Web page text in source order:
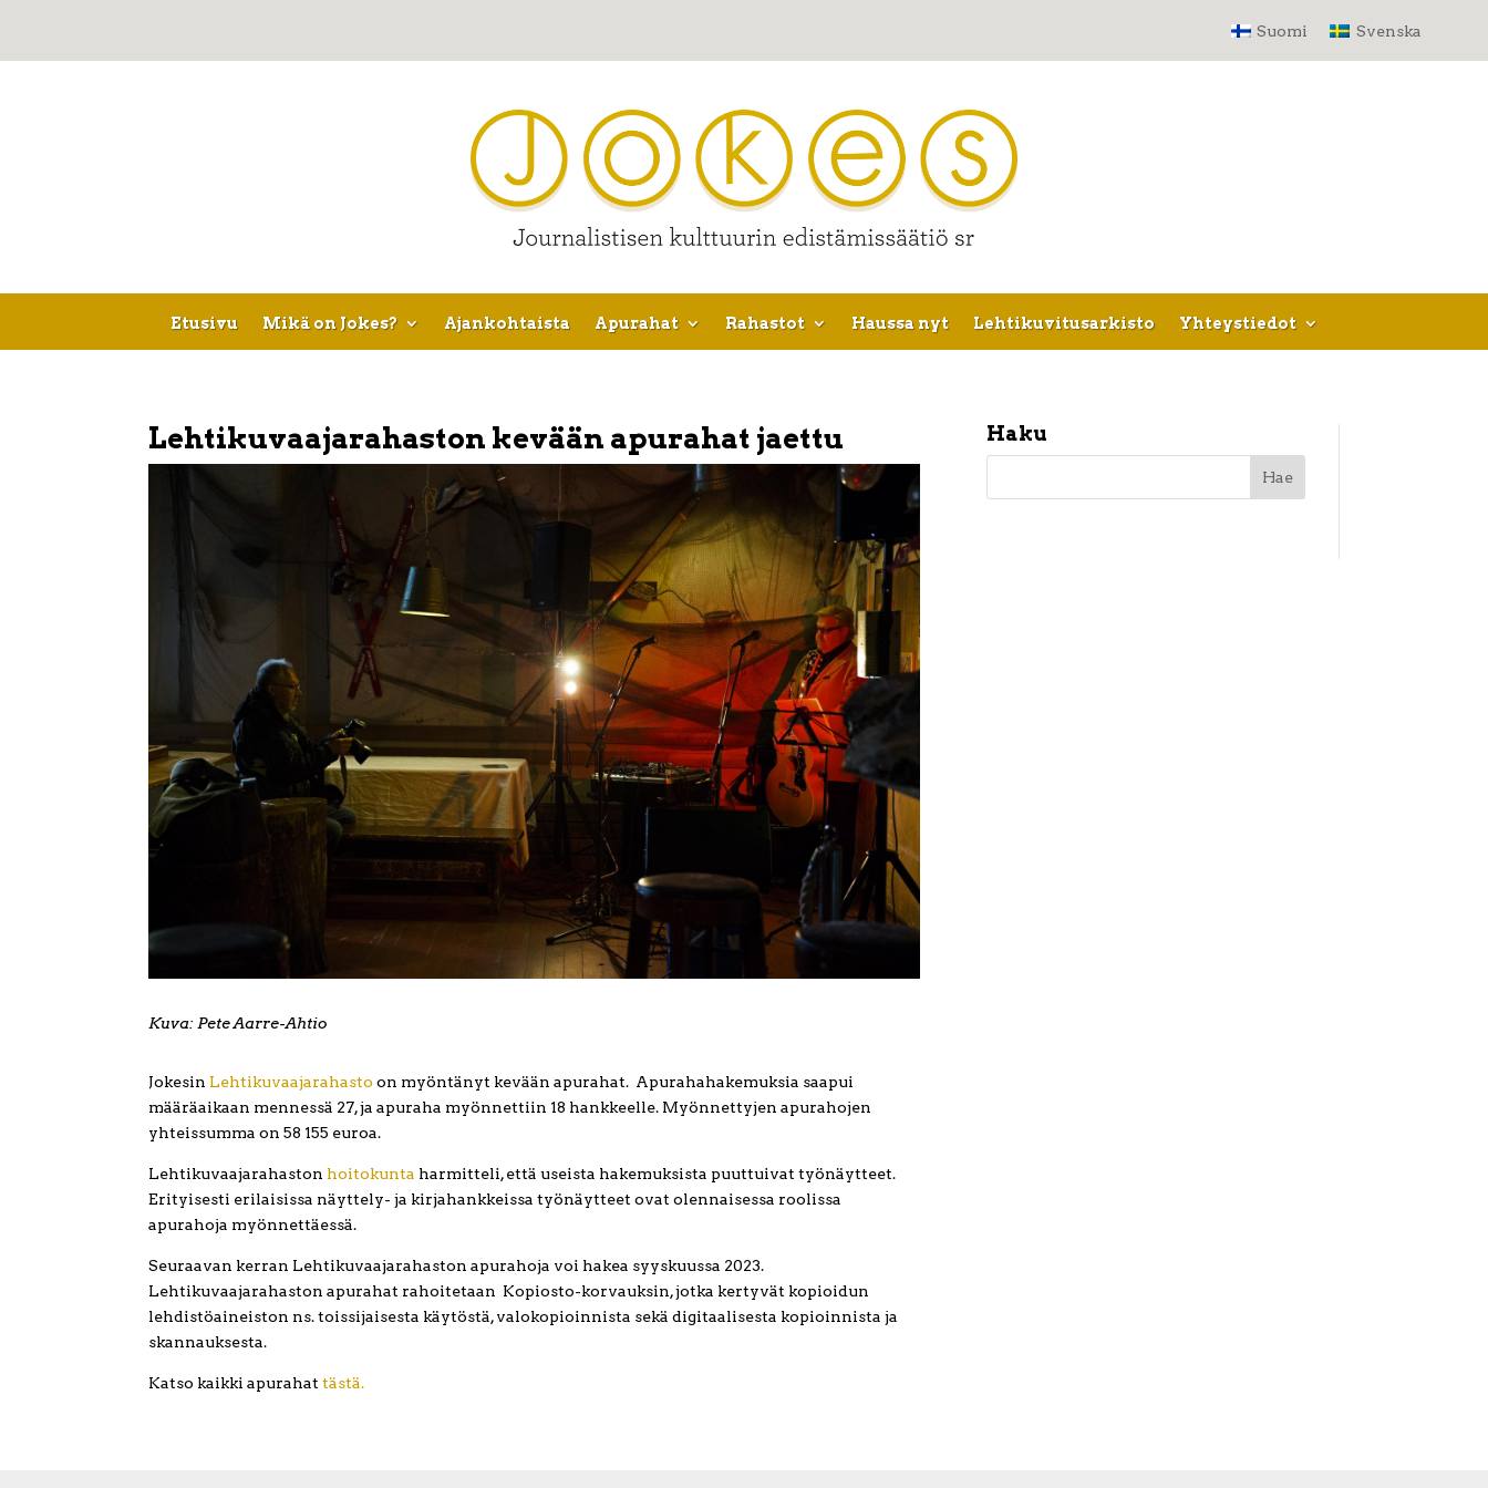
Suomi Svenska
Etusivu Mikä on Jokes? Ajankohtaista Apurahat Rahastot Haussa nyt Lehtikuvitusarkisto Yhteystiedot
Lehtikuvaajarahaston kevään apurahat jaettu
Kuva: Pete Aarre-Ahtio
Jokesin Lehtikuvaajarahasto on myöntänyt kevään apurahat. Apurahahakemuksia saapui
määräaikaan mennessä 27, ja apuraha myönnettiin 18 hankkeelle. Myönnettyjen apurahojen
yhteissumma on 58 155 euroa.
Lehtikuvaajarahaston hoitokunta harmitteli, että useista hakemuksista puuttuivat työnäytteet.
Erityisesti erilaisissa näyttely- ja kirjahankkeissa työnäytteet ovat olennaisessa roolissa
apurahoja myönnettäessä.
Seuraavan kerran Lehtikuvaajarahaston apurahoja voi hakea syyskuussa 2023.
Lehtikuvaajarahaston apurahat rahoitetaan Kopiosto-korvauksin, jotka kertyvät kopioidun
lehdistöaineiston ns. toissijaisesta käytöstä, valokopioinnista sekä digitaalisesta kopioinnista ja
skannauksesta.
Katso kaikki apurahattästä.
Haku